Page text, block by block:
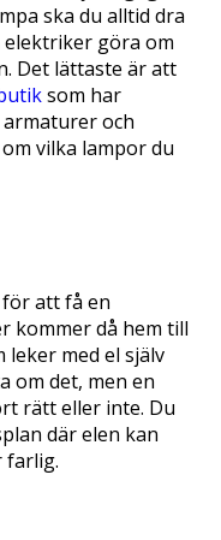
ska du alltid dra
elektriker göra om
Det lättaste är att
som har
och
vilka lampor du
att få en
kommer då hem till
leker med el själv
om det, men en
rätt eller inte. Du
där elen kan
farlig.